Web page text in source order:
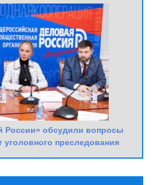
России» обсудили вопросы
уголовного преследования